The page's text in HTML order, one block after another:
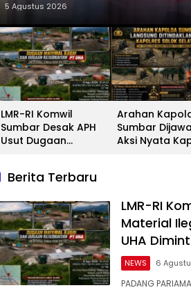
5 Agustus 2026
LMR-RI Komwil
Sumbar Desak APH
Usut Dugaan
Dugaan Keterkaitan
Diselidiki Tuntas
Arahan
Sumbar
Aksi Nyata
Berita Terbaru
LMR-RI
Material
UHA
NEWS 6
PADANG